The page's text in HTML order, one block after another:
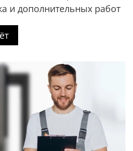
и дополнительных работ